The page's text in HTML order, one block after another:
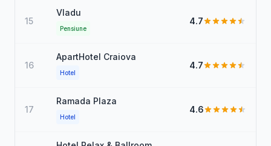
15
Vladu
Pensiune
4.7
16
ApartHotel Craiova
Hotel
4.7
17
Ramada Plaza
Hotel
4.6